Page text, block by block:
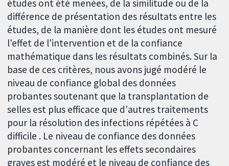
études ont été menées, de la similitude ou de la
différence de présentation des résultats entre les
études, de la manière dont les études ont mesuré
l'effet de l'intervention et de la confiance
mathématique dans les résultats combinés. Sur la
base de ces critères, nous avons jugé modéré le
niveau de confiance global des données
probantes soutenant que la transplantation de
selles est plus efficace que d'autres traitements
pour la résolution des infections répétées à C
difficile . Le niveau de confiance des données
probantes concernant les effets secondaires
graves est modéré et le niveau de confiance des